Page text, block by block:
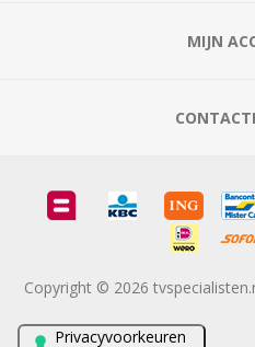
MIJN
Copyright © 2026